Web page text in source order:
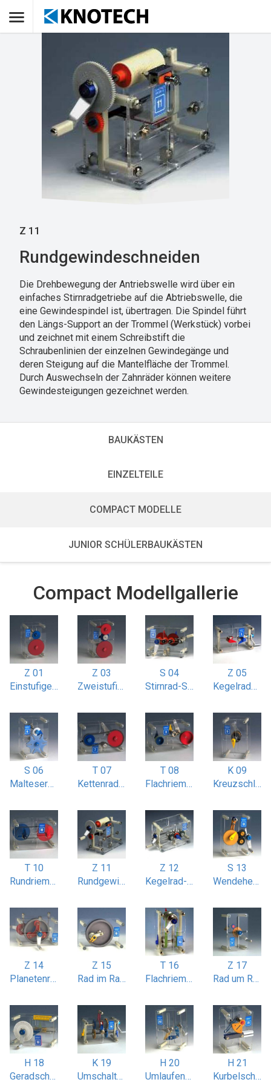
Z 11
Rundgewindeschneiden
Die Drehbewegung der Antriebswelle wird über ein
einfaches Stirnradgetriebe auf die Abtriebswelle, die
eine Gewindespindel ist, übertragen. Die Spindel führt
den Längs-Support an der Trommel (Werkstück) vorbei
und zeichnet mit einem Schreibstift die
Schraubenlinien der einzelnen Gewindegänge und
deren Steigung auf die Mantelfläche der Trommel.
Durch Auswechseln der Zahnräder können weitere
Gewindesteigungen gezeichnet werden.
BAUKÄSTEN
EINZELTEILE
COMPACT MODELLE
JUNIOR SCHÜLERBAUKÄSTEN
Compact Modellgallerie
Z 01
Einstufiges Stirnradgetriebe
Z 03
Zweistufiges Stirnradgetriebe mit Doppelübersetzung
S 04
Stirnrad-Schaltgetriebe
Z 05
Kegelradgetriebe i 1:1 und 1:2
S 06
Malteserkreuz-Getriebe 6-nutig
T 07
Kettenradantrieb mit Spannrad
T 08
Flachriemenantrieb mit Spannrolle
K 09
Kreuzschlitz / Oldhamkupplung
T 10
Rundriemen-Stufenscheibenantrieb
Z 11
Rundgewindeschneiden
Z 12
Kegelrad-Wendegetriebe
S 13
Wendeherzgetriebe
Z 14
Planetenradgetriebe
Z 15
Rad im Rad Bewegung (Hypozykloide)
T 16
Flachriemenantrieb gekreuzt
Z 17
Rad um Rad Bewegung
H 18
Geradschubkurbel (Kolbenmotor)
K 19
Umschalt-Konuskupplung
H 20
Umlaufende Doppelkurbel
H 21
Kurbelschwinge mit Zahnstange / sektor